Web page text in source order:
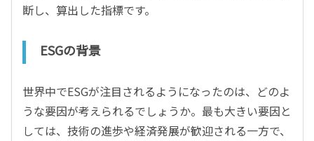
断し、算出した指標です。
ESGの背景
世界中でESGが注目されるようになったのは、どのよ
うな要因が考えられるでしょうか。最も大きい要因と
しては、技術の進歩や経済発展が歓迎される一方で、